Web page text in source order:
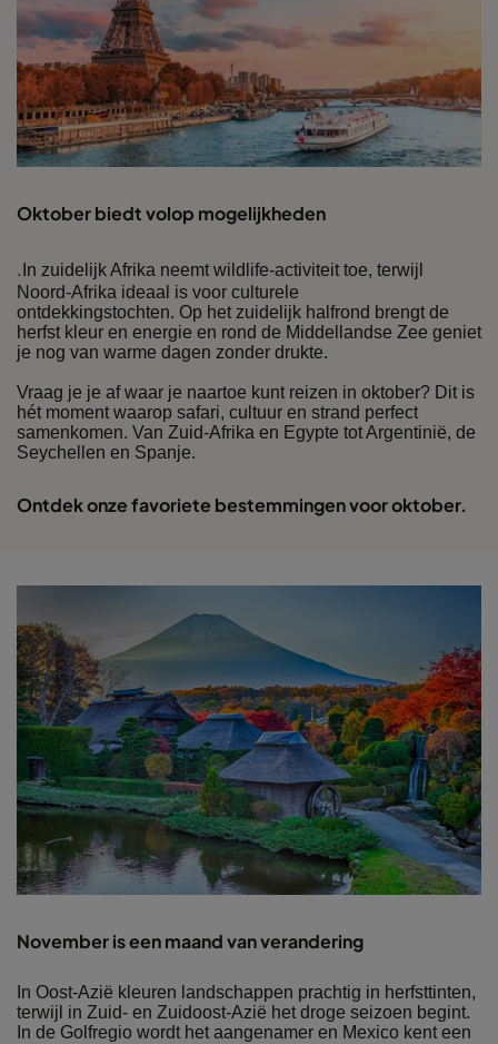
Oktober biedt volop mogelijkheden
. In zuidelijk Afrika neemt wildlife-activiteit toe, terwijl
Noord-Afrika ideaal is voor culturele
ontdekkingstochten. Op het zuidelijk halfrond brengt de
herfst kleur en energie en rond de Middellandse Zee geniet
je nog van warme dagen zonder drukte.
Vraag je je af waar je naartoe kunt reizen in oktober? Dit is
hét moment waarop safari, cultuur en strand perfect
samenkomen. Van Zuid-Afrika en Egypte tot Argentinië, de
Seychellen en Spanje.
Ontdek onze favoriete bestemmingen voor oktober.
November is een maand van verandering
In Oost-Azië kleuren landschappen prachtig in herfsttinten,
terwijl in Zuid- en Zuidoost-Azië het droge seizoen begint.
In de Golfregio wordt het aangenamer en Mexico kent een